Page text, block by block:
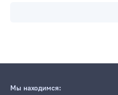
Мы находимся: